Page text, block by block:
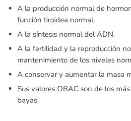
A la producción normal de
función tiroidea normal.
A la síntesis normal del ADN.
A la fertilidad y la reproducción
mantenimiento de los niveles
A conservar y aumentar la masa
Sus valores ORAC son de los
bayas.